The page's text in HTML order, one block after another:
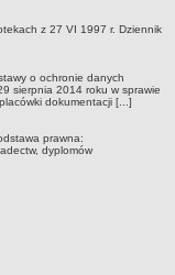
z 27 VI 1997 r. Dziennik
o ochronie danych
sierpnia 2014 roku w sprawie
dokumentacji [...]
prawna:
dyplomów